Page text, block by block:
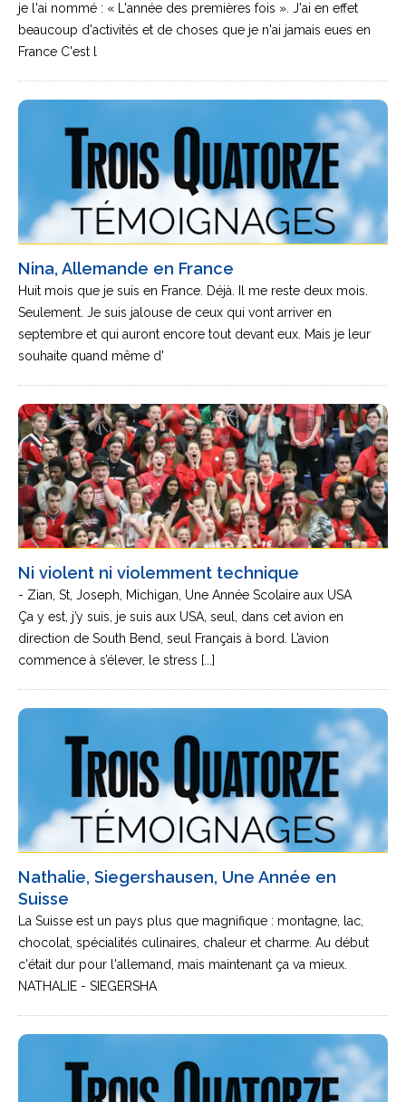
je l'ai nommé : « L'année des premières fois ». J'ai en effet
beaucoup d'activités et de choses que je n'ai jamais eues en
France C'est l
Nina, Allemande en France
Huit mois que je suis en France. Déjà. Il me reste deux mois.
Seulement. Je suis jalouse de ceux qui vont arriver en
septembre et qui auront encore tout devant eux. Mais je leur
souhaite quand même d'
Ni violent ni violemment technique
- Zian, St, Joseph, Michigan, Une Année Scolaire aux USA
Ça y est, j’y suis, je suis aux USA, seul, dans cet avion en
direction de South Bend, seul Français à bord. L’avion
commence à s’élever, le stress [...]
Nathalie, Siegershausen, Une Année en
Suisse
La Suisse est un pays plus que magnifique : montagne, lac,
chocolat, spécialités culinaires, chaleur et charme. Au début
c'était dur pour l'allemand, mais maintenant ça va mieux.
NATHALIE - SIEGERSHA